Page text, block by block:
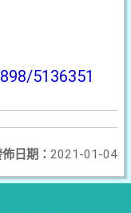
5136351
日期： 2021-01-04